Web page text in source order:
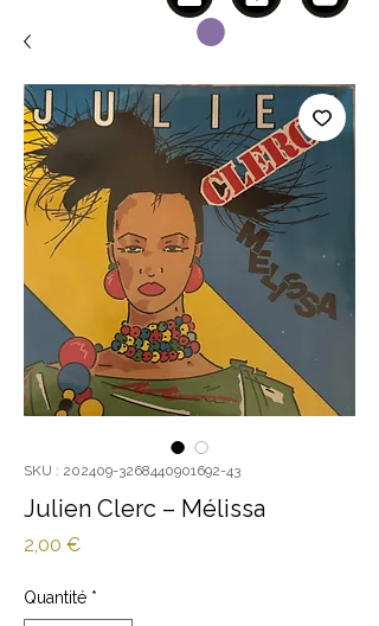
SKU : 202409-3268440901692-43
Julien Clerc ‎– Mélissa
2,00 €Prix
Quantité *